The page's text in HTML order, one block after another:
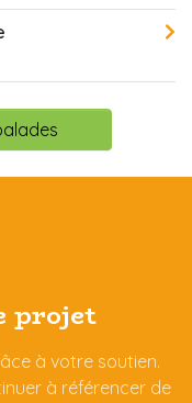
projet
à votre soutien.
à référencer de